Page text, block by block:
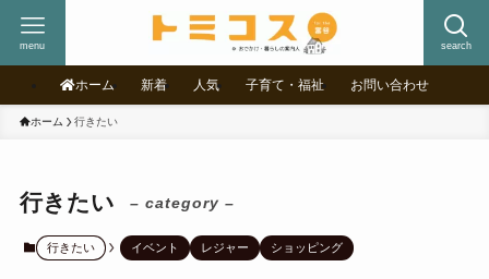
search
menu
ホーム 新着 人気 子育て・福祉 お問い合わせ
ホーム 行きたい
行きたい – category –
行きたい イベント レジャー ショッピング